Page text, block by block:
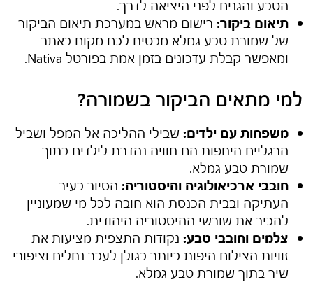
הטבע והגנים לפני היציאה לדרך.
תיאום ביקור: רישום מראש במערכת תיאום הביקור
של שמורת טבע גמלא מבטיח לכם מקום באתר
ומאפשר קבלת עדכונים בזמן אמת בפורטל Nativa.
למי מתאים הביקור בשמורה?
משפחות עם ילדים: שבילי ההליכה אל המפל ושביל
הרגליים היחפות הם חוויה נהדרת לילדים בתוך
שמורת טבע גמלא.
חובבי ארכיאולוגיה והיסטוריה: הסיור בעיר
העתיקה ובבית הכנסת הוא חובה לכל מי שמעוניין
להכיר את שורשי ההיסטוריה היהודית.
צלמים וחובבי טבע: נקודות התצפית מציעות את
זוויות הצילום היפות ביותר בגולן לעבר נחלים וציפורי
שיר בתוך שמורת טבע גמלא.